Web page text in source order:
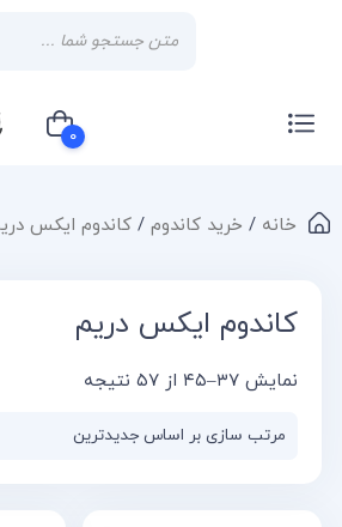
۰
سبد خرید خانه / خرید کاندوم / کاندوم ایکس
کاندوم ایکس دریم
نمایش ۳۷–۴۵ از ۵۷ نتیجه